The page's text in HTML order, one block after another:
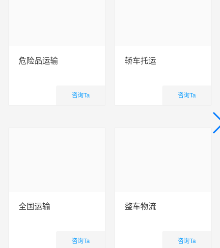
危险品运输
咨询Ta
轿车托运
咨询Ta
全国运输
咨询Ta
整车物流
咨询Ta